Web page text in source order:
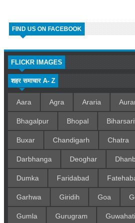
FIND US ON FACEBOOK
FLICKR IMAGES
शहर समाचार A- Z
Aara Agra Araria
Bhagalpur Bhopal
Buxar Chandigarh Chatra
Darbhanga Deoghar
Dumka Faridabad
Garhwa Giridih Goa
Gumla Gurugram Guwahati